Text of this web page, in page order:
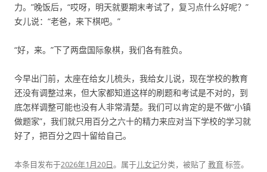
力。”晚饭后，“哎呀，明天就要期末考试了，复习点什么好呢？”
女儿说：“老爸，来下棋吧。”
“好，来。”下了两盘国际象棋，我们各有胜负。
今早出门前，太座在给女儿梳头，我给女儿说，现在学校的教育
还没有调整过来，但大家都知道这样的刷题和考试是不对的，到
底怎样调整可能也没有人非常清楚。我们可以肯定的是不做“小镇
做题家”，我们就只用百分之六十的精力来应对当下学校的学习就
好了，把百分之四十留给自己。
本条目发布于2026年1月20日。属于儿女记分类，被贴了 教育标签。